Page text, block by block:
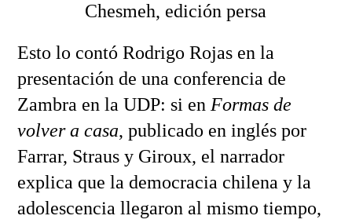
Chesmeh, edición persa
Esto lo contó Rodrigo Rojas en la
presentación de una conferencia de
Zambra en la UDP: si en Formas de
volver a casa, publicado en inglés por
Farrar, Straus y Giroux, el narrador
explica que la democracia chilena y la
adolescencia llegaron al mismo tiempo,